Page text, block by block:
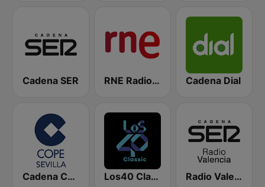
Cadena SER RNE Radio Nacional Cadena Dial
Cadena COPE Sevilla Los40 Classic Radio Valencia SER